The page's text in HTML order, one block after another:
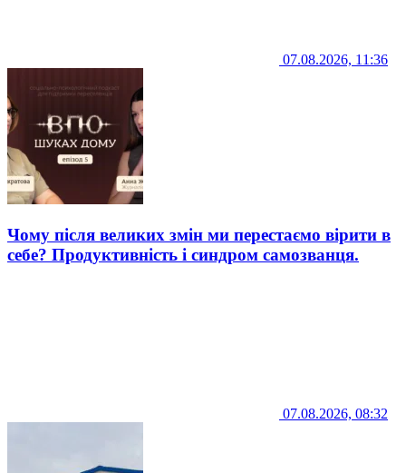
07.08.2026, 11:36
Чому після великих змін ми перестаємо вірити в
себе? Продуктивність і синдром самозванця.
07.08.2026, 08:32